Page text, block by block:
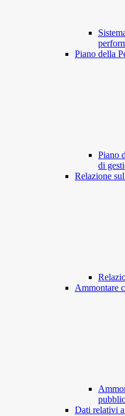
Piano della
Piano
di
Relazione
Ammontare
Dati relativi